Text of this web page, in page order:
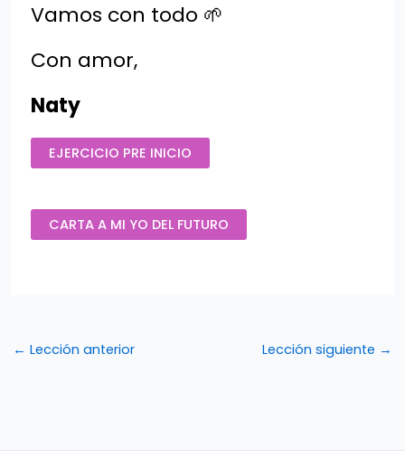
Vamos con todo 🌱
Con amor,
Naty
EJERCICIO PRE INICIO
CARTA A MI YO DEL FUTURO
← Lección anterior Lección siguiente →